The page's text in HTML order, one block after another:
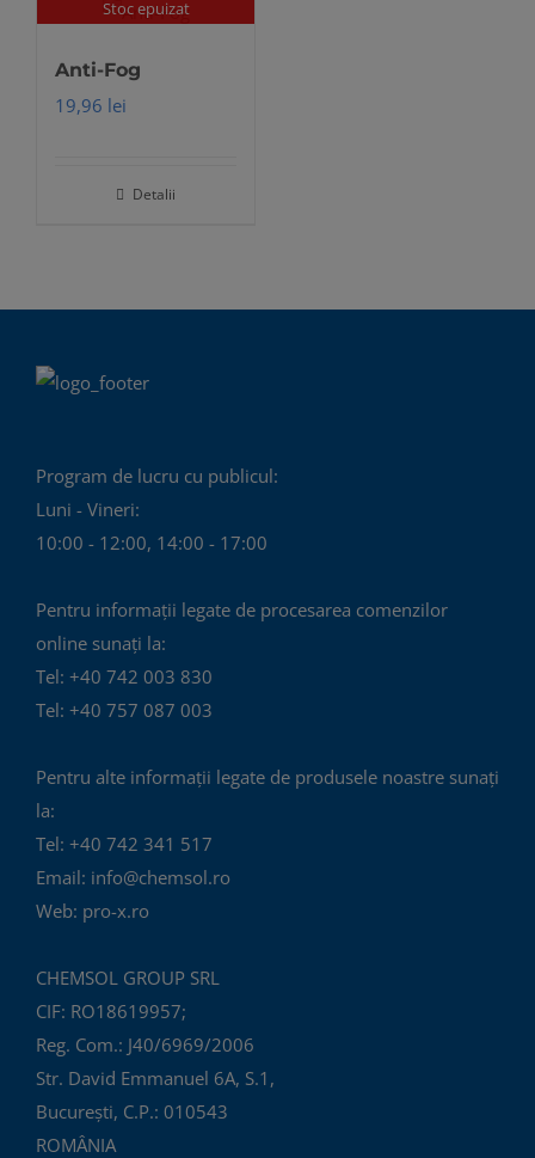
Stoc epuizat
Anti-Fog
19,96 lei
Detalii
Program de lucru cu publicul:
Luni - Vineri:
10:00 - 12:00, 14:00 - 17:00
Pentru informații legate de procesarea comenzilor
online sunați la:
Tel: +40 742 003 830
Tel: +40 757 087 003
Pentru alte informații legate de produsele noastre sunați
la:
Tel: +40 742 341 517
Email: info@chemsol.ro
Web: pro-x.ro
CHEMSOL GROUP SRL
CIF: RO18619957;
Reg. Com.: J40/6969/2006
Str. David Emmanuel 6A, S.1,
București, C.P.: 010543
ROMÂNIA